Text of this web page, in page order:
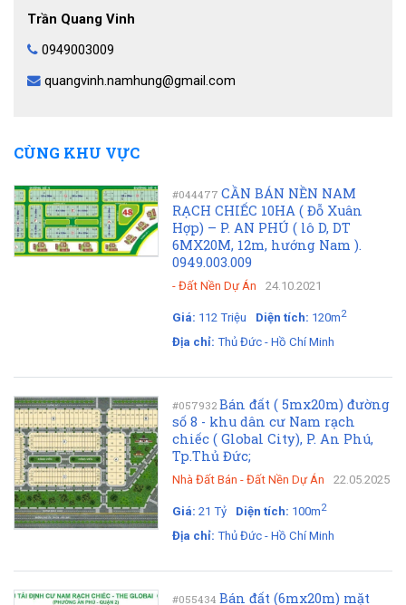
Trần Quang Vinh
0949003009
quangvinh.namhung@gmail.com
CÙNG KHU VỰC
#044477 CẦN BÁN NỀN NAM
RẠCH CHIẾC 10HA ( Đỗ Xuân
Hợp) – P. AN PHÚ ( lô D, DT
6MX20M, 12m, hướng Nam ).
0949.003.009
- Đất Nền Dự Án 24.10.2021
Giá: 112 Triệu Diện tích: 120m2
Địa chỉ: Thủ Đức - Hồ Chí Minh
#057932 Bán đất ( 5mx20m) đường
số 8 - khu dân cư Nam rạch
chiếc ( Global City), P. An Phú,
Tp.Thủ Đức;
Nhà Đất Bán - Đất Nền Dự Án 22.05.2025
Giá: 21 Tỷ Diện tích: 100m2
Địa chỉ: Thủ Đức - Hồ Chí Minh
#055434 Bán đất (6mx20m) mặt